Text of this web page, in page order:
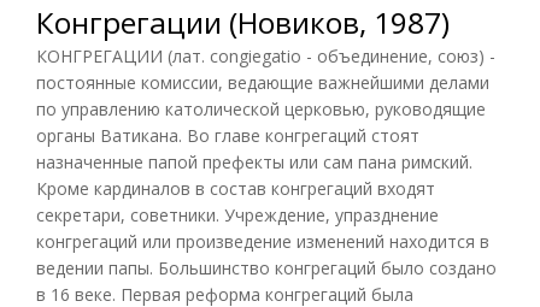
Конгрегации (Новиков, 1987)
КОНГРЕГАЦИИ (лат. congiegatio - объединение, союз) -
постоянные комиссии, ведающие важнейшими делами
по управлению католической церковью, руководящие
органы Ватикана. Во главе конгрегаций стоят
назначенные папой префекты или сам пана римский.
Кроме кардиналов в состав конгрегаций входят
секретари, советники. Учреждение, упразднение
конгрегаций или произведение изменений находится в
ведении папы. Большинство конгрегаций было создано
в 16 веке. Первая реформа конгрегаций была